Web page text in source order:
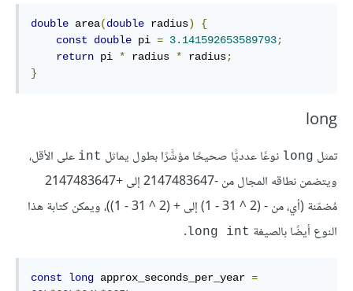
double area(double radius)
{
const
double pi = 3.141592653589793;
return pi * radius * radius;
}
long
تمثل long نوعًا عدديًّا صحيحًا مؤشَّرًا بطول يماثل ‎int‎ على الأقل،
ويتضمن نطاقه المجال من -2147483647 إلى +2147483647
مُضمّنة (أي، من - (2 ^ 31 - 1) إلى + (2 ^ 31 - 1))، ويمكن كتابة هذا
النوع أيضًا بالصيغة ‎long int‎
.
const long approx_seconds_per_year =